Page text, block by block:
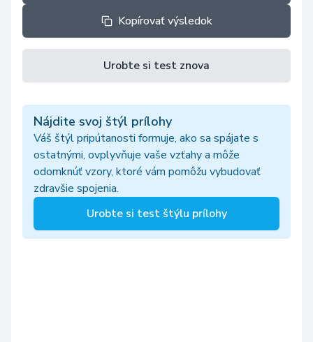
Kopírovať výsledok
Urobte si test znova
Nájdite svoj štýl prílohy
Váš štýl pripútanosti formuje, ako sa spájate s
ostatnými, ovplyvňuje vaše vzťahy a môže
odomknúť vzory, ktoré vám pomôžu vybudovať
zdravšie spojenia.
Urobte si test štýlu prílohy